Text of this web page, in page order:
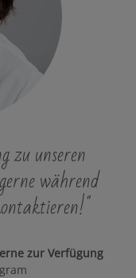
zu unseren
während
zur Verfügung